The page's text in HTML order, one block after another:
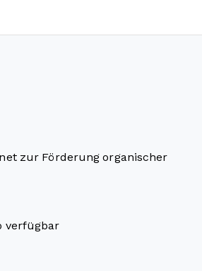
zur Förderung organischer
verfügbar